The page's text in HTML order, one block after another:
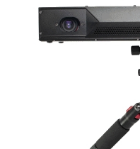
Polyga
Compact